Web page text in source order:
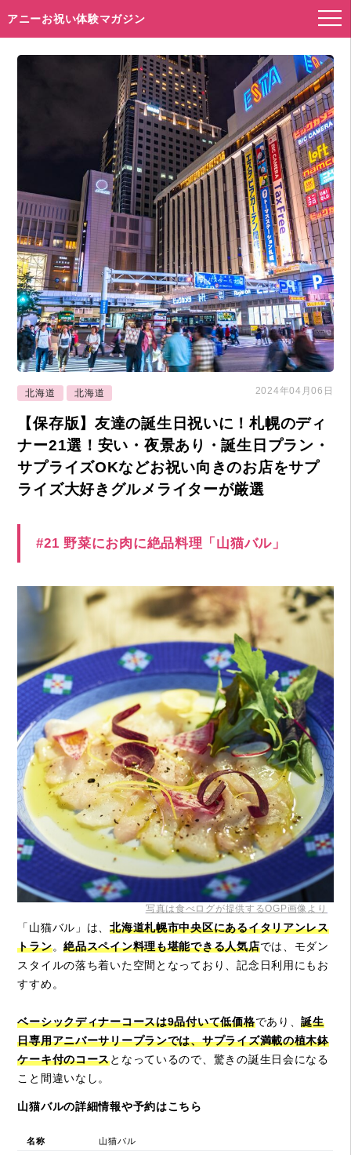
アニーお祝い体験マガジン
北海道 北海道 2024年04月06日
【保存版】友達の誕生日祝いに！札幌のディ
ナー21選！安い・夜景あり・誕生日プラン・
サプライズOKなどお祝い向きのお店をサプ
ライズ大好きグルメライターが厳選
#21 野菜にお肉に絶品料理「山猫バル」
写真は食べログが提供するOGP画像より
「山猫バル」は、北海道札幌市中央区にあるイタリアンレス
トラン。絶品スペイン料理も堪能できる人気店では、モダン
スタイルの落ち着いた空間となっており、記念日利用にもお
すすめ。
ベーシックディナーコースは9品付いて低価格であり、誕生
日専用アニバーサリープランでは、サプライズ満載の植木鉢
ケーキ付のコースとなっているので、驚きの誕生日会になる
こと間違いなし。
山猫バルの詳細情報や予約はこちら
名称 山猫バル